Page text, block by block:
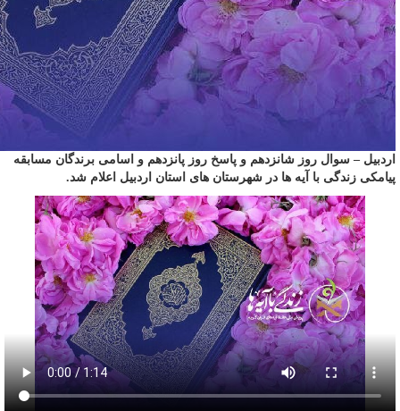
اردبیل – سوال روز شانزدهم و پاسخ روز پانزدهم و اسامی برندگان مسابقه
پیامکی زندگی با آیه ها در شهرستان های استان اردبیل اعلام شد.